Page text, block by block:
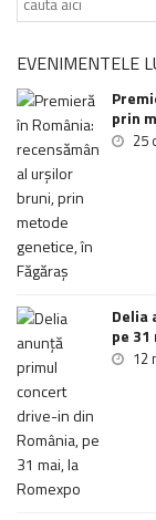
EVENIMENTELE
prin
25
Delia
pe 31
12